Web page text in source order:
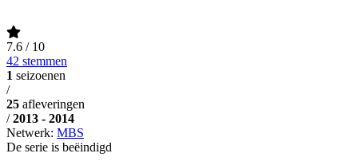
7.6 / 10
42 stemmen
1 seizoenen
/
25 afleveringen
/ 2013 - 2014
Netwerk: MBS
De serie is beëindigd